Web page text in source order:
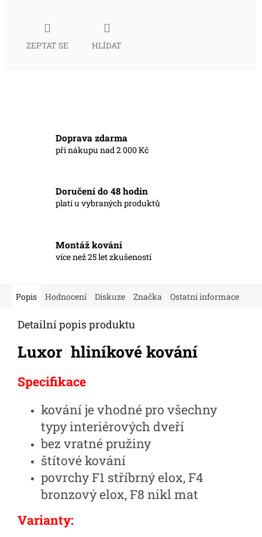
ZEPTAT SE HLÍDAT
Doprava zdarma
při nákupu nad 2 000 Kč
Doručení do 48 hodin
platí u vybraných produktů
Montáž kování
více než 25 let zkušeností
Popis Hodnocení Diskuze Značka Ostatní informace
Detailní popis produktu
Luxor hliníkové kování
Specifikace
kování je vhodné pro všechny
typy interiérových dveří
bez vratné pružiny
štítové kování
povrchy F1 stříbrný elox, F4
bronzový elox, F8 nikl mat
Varianty: